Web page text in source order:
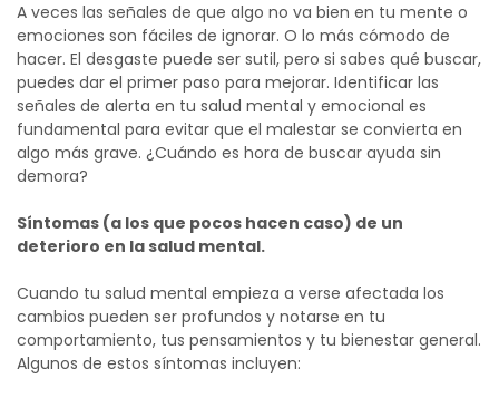
A veces las señales de que algo no va bien en tu mente o
emociones son fáciles de ignorar. O lo más cómodo de
hacer. El desgaste puede ser sutil, pero si sabes qué buscar,
puedes dar el primer paso para mejorar. Identificar las
señales de alerta en tu salud mental y emocional es
fundamental para evitar que el malestar se convierta en
algo más grave. ¿Cuándo es hora de buscar ayuda sin
demora?
Síntomas (a los que pocos hacen caso) de un
deterioro en la salud mental.
Cuando tu salud mental empieza a verse afectada los
cambios pueden ser profundos y notarse en tu
comportamiento, tus pensamientos y tu bienestar general.
Algunos de estos síntomas incluyen: